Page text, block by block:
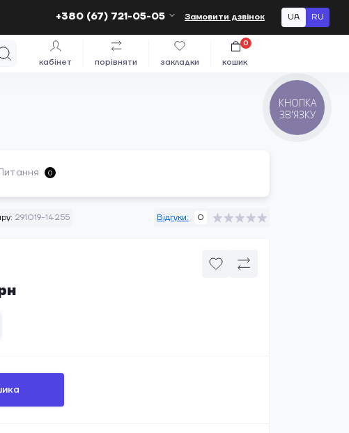
+380 (67) 721-05-05 Замовити дзвінок UA RU
кабінет порівняти закладки кошик
0
0
291019-14255 Відгуки: 0
КНОПКА
ЗВ'ЯЗКУ